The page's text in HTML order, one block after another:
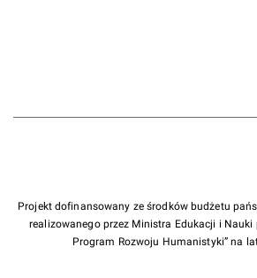
Projekt dofinansowany ze środków budżetu
realizowanego przez Ministra Edukacji i Nauki
Program Rozwoju Humanistyki” na